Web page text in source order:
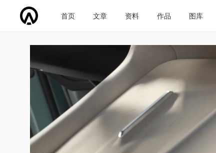
首页 文章 资料 作品 图库